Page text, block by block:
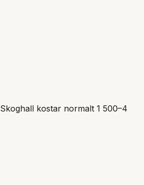
Skoghall kostar normalt 1 500–4